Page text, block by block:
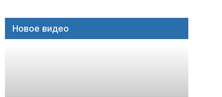
Новое видео